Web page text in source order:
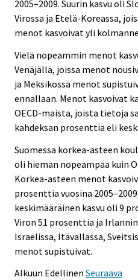
2005–2009. Suurin kasvu oli
Virossa ja Etelä-Koreassa,
menot kasvoivat yli
Vielä nopeammin menot
Venäjällä, joissa menot
ja Meksikossa menot
ennallaan. Menot kasvoivat
OECD-maista, joista tietoja
kahdeksan prosenttia eli
Suomessa korkea-asteen
oli hieman nopeampaa kuin
Korkea-asteen menot
prosenttia vuosina
keskimääräinen kasvu oli 9
Viron 51 prosenttia ja
Israelissa, Itävallassa,
menot supistuivat.
Alkuun Edellinen Seuraava